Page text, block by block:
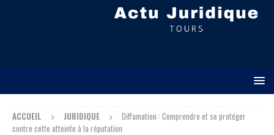
ACCUEIL JURIDIQUE
Diffamation : Comprendre et se protéger
contre cette atteinte à la réputation